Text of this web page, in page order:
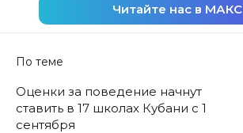
Читайте нас в МАКС
По теме
Оценки за поведение начнут
ставить в 17 школах Кубани с 1
сентября